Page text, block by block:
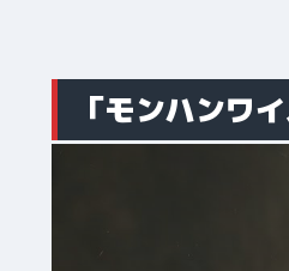
「モンハンワ